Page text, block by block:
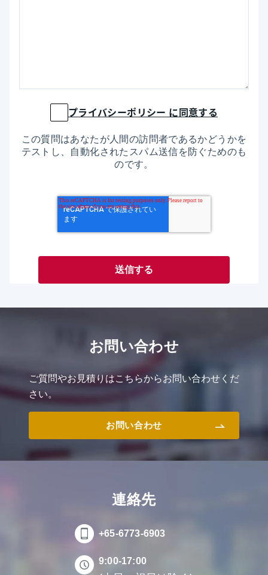
プライバシーポリシー に同意する
この質問はあなたが人間の訪問者であるかどうかを
テストし、自動化されたスパム送信を防ぐためのも
のです。
送信する
お問い合わせ
ご質問やお見積りはこちらからお問い合わせくだ
さい。
お問い合わせ
連絡先
+65-6773-6903
9:00-17:00